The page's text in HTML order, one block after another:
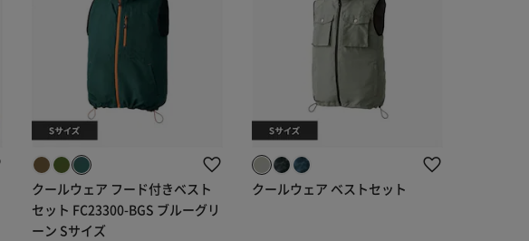
クールウェア フード付きベスト
セット FC23300-BGS ブルーグリ
ーン Sサイズ
クールウェア ベストセット